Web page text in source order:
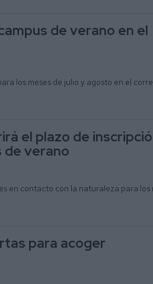
de verano en el
los meses de julio y agosto en el
el plazo de
de verano
en contacto con la naturaleza para los
para acoger